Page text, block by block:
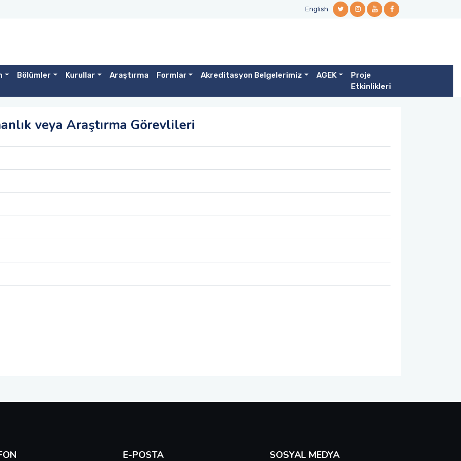
English
Bölümler Kurullar Araştırma Formlar Akreditasyon Belgelerimiz AGEK
Proje
Etkinlikleri
veya Araştırma Görevlileri
E-POSTA SOSYAL MEDYA